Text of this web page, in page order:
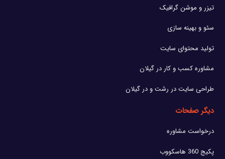
تیزر و موشن گرافیک
سئو و بهینه سازی
تولید محتوای سایت
مشاوره کسب و کار در گیلان
طراحی سایت در رشت و در گیلان
دیگر صفحات
درخواست مشاوره
پکیج 360 هاسکووب